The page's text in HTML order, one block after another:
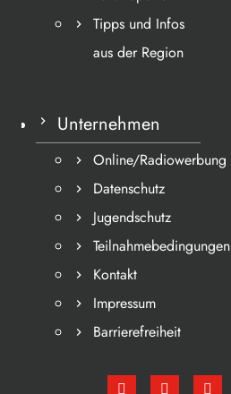
Tipps und Infos
aus der Region
Unternehmen
Online/Radiowerbung
Datenschutz
Jugendschutz
Teilnahmebedingungen
Kontakt
Impressum
Barrierefreiheit